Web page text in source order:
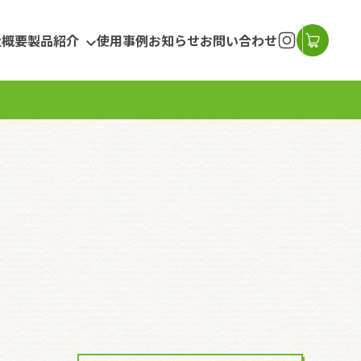
要製品紹介 使用事例お知らせお問い合わせ